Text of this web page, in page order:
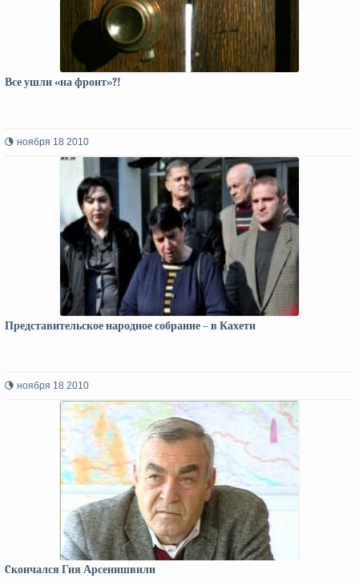
Все ушли «на фронт»?!
ноября 18 2010
Представительское народное собрание – в Кахети
ноября 18 2010
Cкончался Гия Арсенишвили